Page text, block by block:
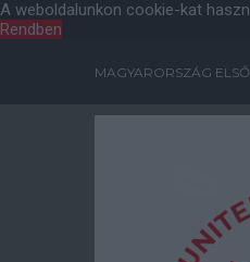
A weboldalunkon cookie-kat
Rendben
MAGYARORSZÁG